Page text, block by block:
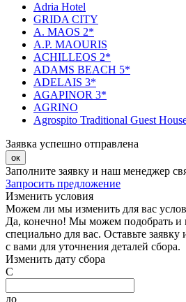
Adria Hotel
GRIDA CITY
A. MAOS 2*
A.P. MAOURIS
ACHILLEOS 2*
ADAMS BEACH 5*
ADELAIS 3*
AGAPINOR 3*
AGRINO
Agrospito Traditional Guest
Заявка успешно отправлена
ок
Заполните заявку и наш менеджер
Запросить предложение
Изменить условия
Можем ли мы изменить для вас
Да, конечно! Мы можем подобрать и
специально для вас. Оставьте
с вами для уточнения деталей сбора.
Изменить дату сбора
С
до